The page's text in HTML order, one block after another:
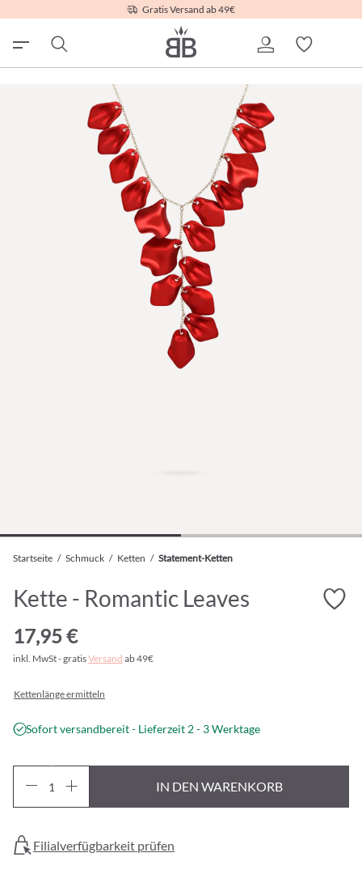
Gratis Versand ab 49€
Startseite / Schmuck / Ketten / Statement-Ketten
Kette - Romantic Leaves
17,95 €
inkl. MwSt - gratisVersand ab 49€
Kettenlänge ermitteln
Sofort versandbereit - Lieferzeit 2 - 3 Werktage
IN DEN WARENKORB
Filialverfügbarkeit prüfen